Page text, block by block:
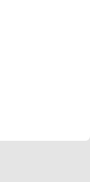
При